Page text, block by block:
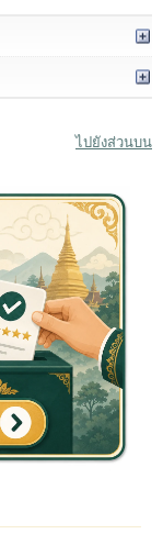
ไปยังส่วนบน